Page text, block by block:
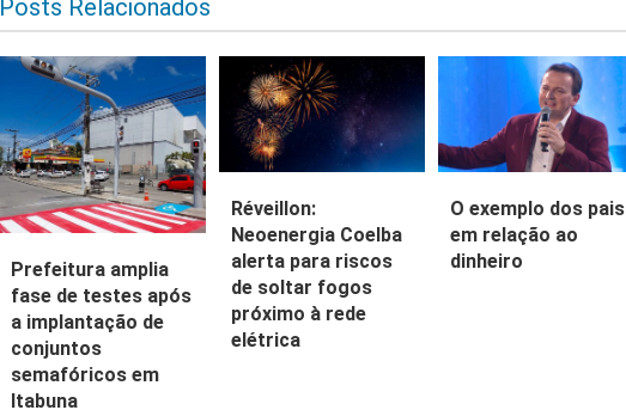
Posts Relacionados
Prefeitura amplia
fase de testes após
a implantação de
conjuntos
semafóricos em
Itabuna
Réveillon:
Neoenergia Coelba
alerta para riscos
de soltar fogos
próximo à rede
elétrica
O exemplo dos pais
em relação ao
dinheiro